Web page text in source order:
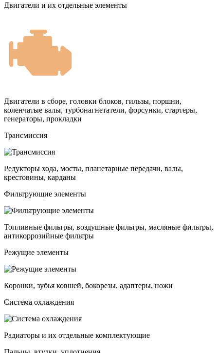
Двигатели и их отдельные элементы
Двигатели в сборе, головки блоков, гильзы, поршни,
коленчатые валы, турбонагнетатели, форсунки, стартеры,
генераторы, прокладки
Трансмиссия
Редукторы хода, мосты, планетарные передачи, валы,
крестовины, карданы
Фильтрующие элементы
Топливные фильтры, воздушные фильтры, масляные фильтры,
антикоррозийные фильтры
Режущие элементы
Коронки, зубья ковшей, бокорезы, адаптеры, ножи
Система охлаждения
Радиаторы и их отдельные комплектующие